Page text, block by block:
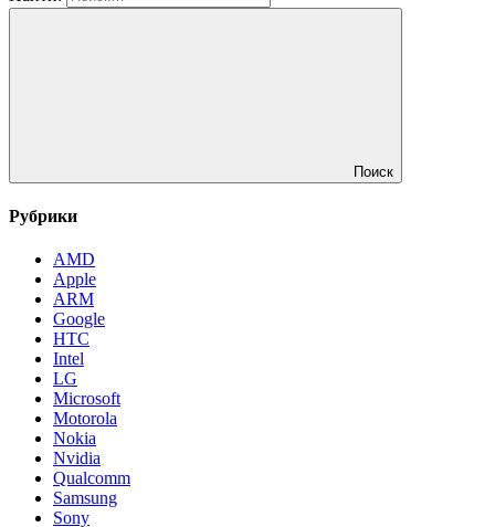
Поиск
Рубрики
AMD
Apple
ARM
Google
HTC
Intel
LG
Microsoft
Motorola
Nokia
Nvidia
Qualcomm
Samsung
Sony